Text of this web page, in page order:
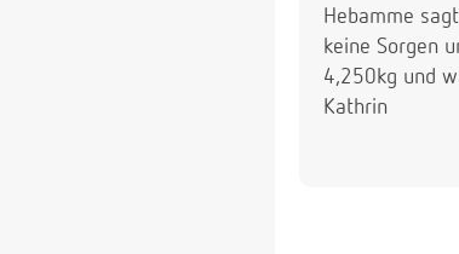
Hebamme
keine Sorgen
4,250kg und
Kathrin